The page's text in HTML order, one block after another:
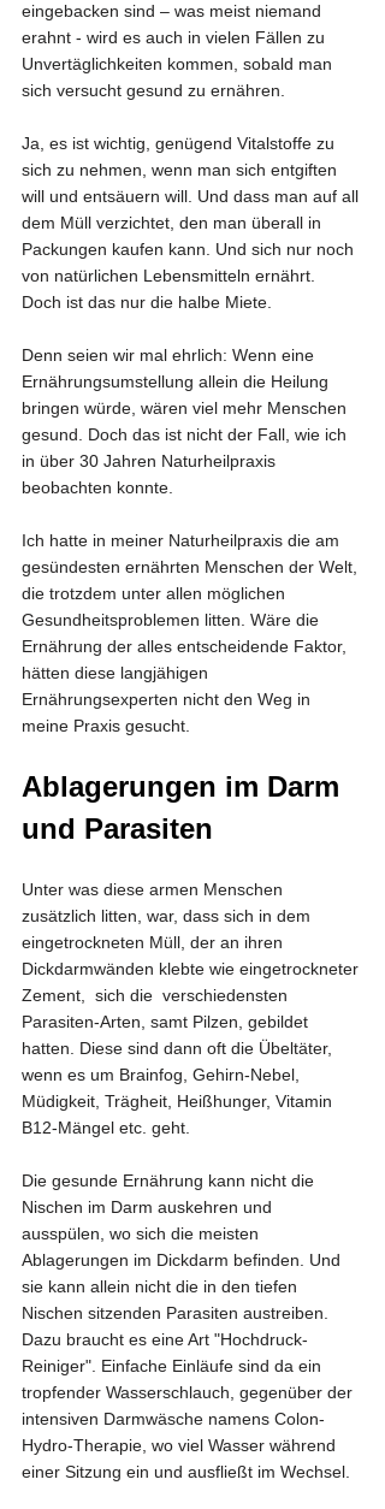
eingebacken sind – was meist niemand
erahnt - wird es auch in vielen Fällen zu
Unvertäglichkeiten kommen, sobald man
sich versucht gesund zu ernähren.
Ja, es ist wichtig, genügend Vitalstoffe zu
sich zu nehmen, wenn man sich entgiften
will und entsäuern will. Und dass man auf all
dem Müll verzichtet, den man überall in
Packungen kaufen kann. Und sich nur noch
von natürlichen Lebensmitteln ernährt.
Doch ist das nur die halbe Miete.
Denn seien wir mal ehrlich: Wenn eine
Ernährungsumstellung allein die Heilung
bringen würde, wären viel mehr Menschen
gesund. Doch das ist nicht der Fall, wie ich
in über 30 Jahren Naturheilpraxis
beobachten konnte.
Ich hatte in meiner Naturheilpraxis die am
gesündesten ernährten Menschen der Welt,
die trotzdem unter allen möglichen
Gesundheitsproblemen litten. Wäre die
Ernährung der alles entscheidende Faktor,
hätten diese langjähigen
Ernährungsexperten nicht den Weg in
meine Praxis gesucht.
Ablagerungen im Darm
und Parasiten
Unter was diese armen Menschen
zusätzlich litten, war, dass sich in dem
eingetrockneten Müll, der an ihren
Dickdarmwänden klebte wie eingetrockneter
Zement,  sich die  verschiedensten
Parasiten-Arten, samt Pilzen, gebildet
hatten. Diese sind dann oft die Übeltäter,
wenn es um Brainfog, Gehirn-Nebel,
Müdigkeit, Trägheit, Heißhunger, Vitamin
B12-Mängel etc. geht.
Die gesunde Ernährung kann nicht die
Nischen im Darm auskehren und
ausspülen, wo sich die meisten
Ablagerungen im Dickdarm befinden. Und
sie kann allein nicht die in den tiefen
Nischen sitzenden Parasiten austreiben.
Dazu braucht es eine Art "Hochdruck-
Reiniger". Einfache Einläufe sind da ein
tropfender Wasserschlauch, gegenüber der
intensiven Darmwäsche namens Colon-
Hydro-Therapie, wo viel Wasser während
einer Sitzung ein und ausfließt im Wechsel.